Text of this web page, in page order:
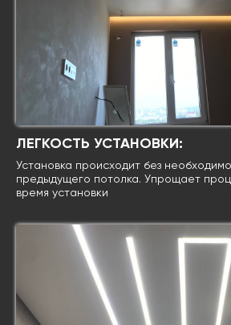
ЛЕГКОСТЬ УСТАНОВКИ:
Установка происходит без
предыдущего потолка. Упрощает
время установки